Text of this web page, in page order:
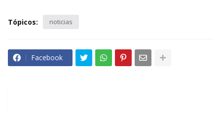
Tópicos: noticias
Facebook